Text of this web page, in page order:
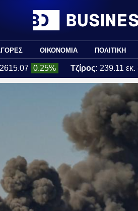
ΟΙΚΟΝΟΜΙΑ ΠΟΛΙΤΙΚΗ
2615.07 0.25% Τζίρος: 239.11 εκ.